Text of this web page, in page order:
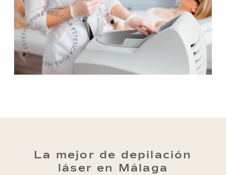
La mejor de depilación
láser en Málaga